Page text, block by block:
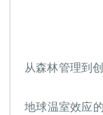
从森林管理到
地球温室效应